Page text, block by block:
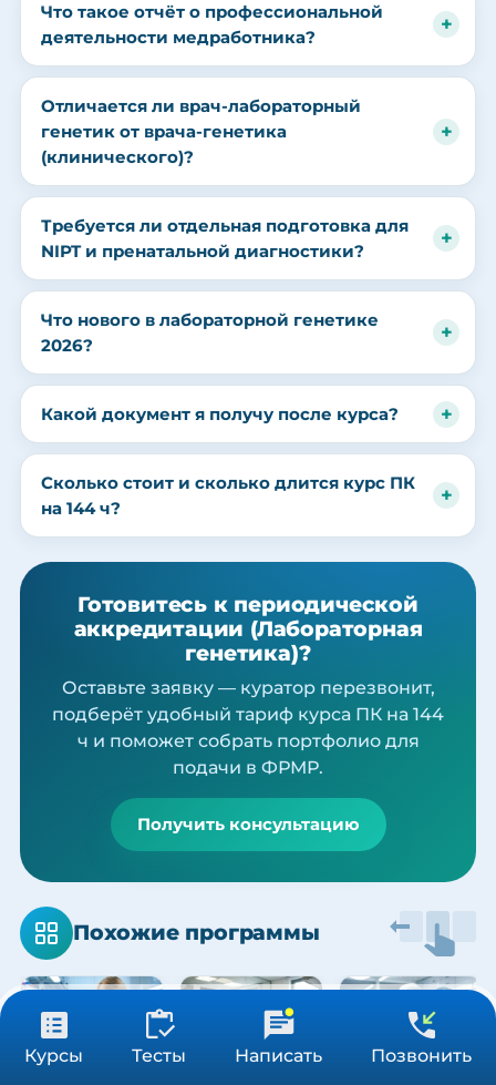
Курсы Тесты Написать Позвонить
Что такое отчёт о профессиональной
деятельности медработника?
Отличается ли врач-лабораторный
генетик от врача-генетика
(клинического)?
Требуется ли отдельная подготовка для
NIPT и пренатальной диагностики?
Что нового в лабораторной генетике
2026?
Какой документ я получу после курса?
Сколько стоит и сколько длится курс ПК
на 144 ч?
Готовитесь к периодической
аккредитации (Лабораторная
генетика)?
Оставьте заявку — куратор перезвонит,
подберёт удобный тариф курса ПК на 144
ч и поможет собрать портфолио для
подачи в ФРМР.
Получить консультацию
Похожие программы
19 500 ₽
144 ч Получить консультацию
Наш сайт в автоматическом режиме собирает данные о Вашем
сайтом, вы даете согласие на обработку указанных персональных данных. Принять